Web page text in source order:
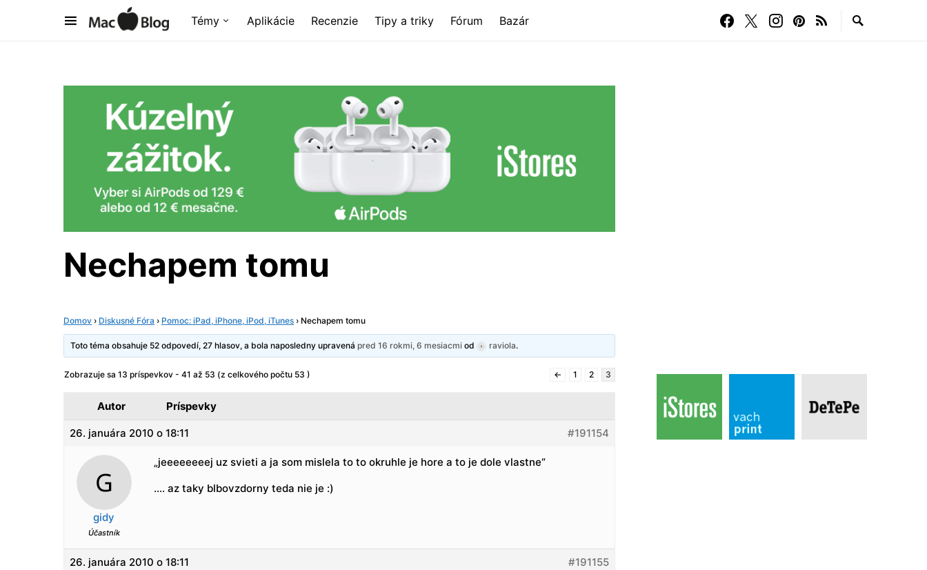
Témy Aplikácie Recenzie Tipy a triky Fórum Bazár
Nechapem tomu
Domov › Diskusné Fóra › Pomoc: iPad, iPhone, iPod, iTunes › Nechapem tomu
Toto téma obsahuje 52 odpovedí, 27 hlasov, a bola naposledny upravenápred 16 rokmi, 6 mesiacmi od raviola.
Zobrazuje sa 13 príspevkov - 41 až 53 (z celkového počtu 53 ) ← 1 2 3
Autor Príspevky
26. januára 2010 o 18:11 #191154
gidy
Účastník
„jeeeeeeeej uz svieti a ja som mislela to to okruhle je hore a to je dole vlastne“
…. az taky blbovzdorny teda nie je :)
26. januára 2010 o 18:11 #191155